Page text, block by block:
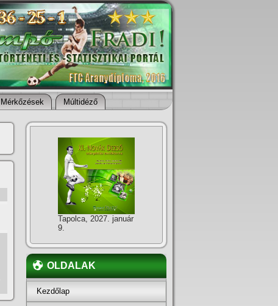
Mérkőzések Múltidéző
Tapolca, 2027. január
9.
OLDALAK
Kezdőlap